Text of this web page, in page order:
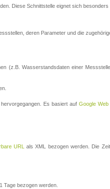
Diese Schnittstelle eignet sich
deren Parameter und die
(z.B. Wasserstandsdaten einer
hervorgegangen. Es basiert auf Google Web
URL
als XML bezogen werden. Die
Tage bezogen werden.